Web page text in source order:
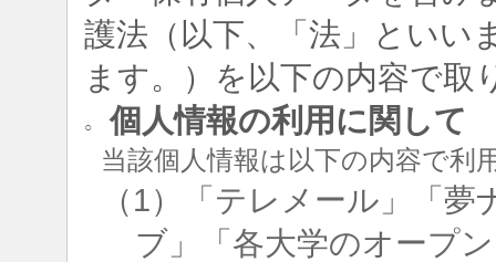
護法（以下、「法」といい
ます。）を以下の内容で取
○ 個人情報の利用に関して
当該個人情報は以下の内容で利
（1）「テレメール」「
ブ」「各大学のオープ